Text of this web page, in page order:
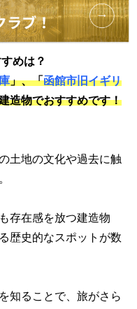
めは？
」、「函館市旧イギリ
造物でおすすめです！
土地の文化や過去に触
存在感を放つ建造物
歴史的なスポットが数
知ることで、旅がさら